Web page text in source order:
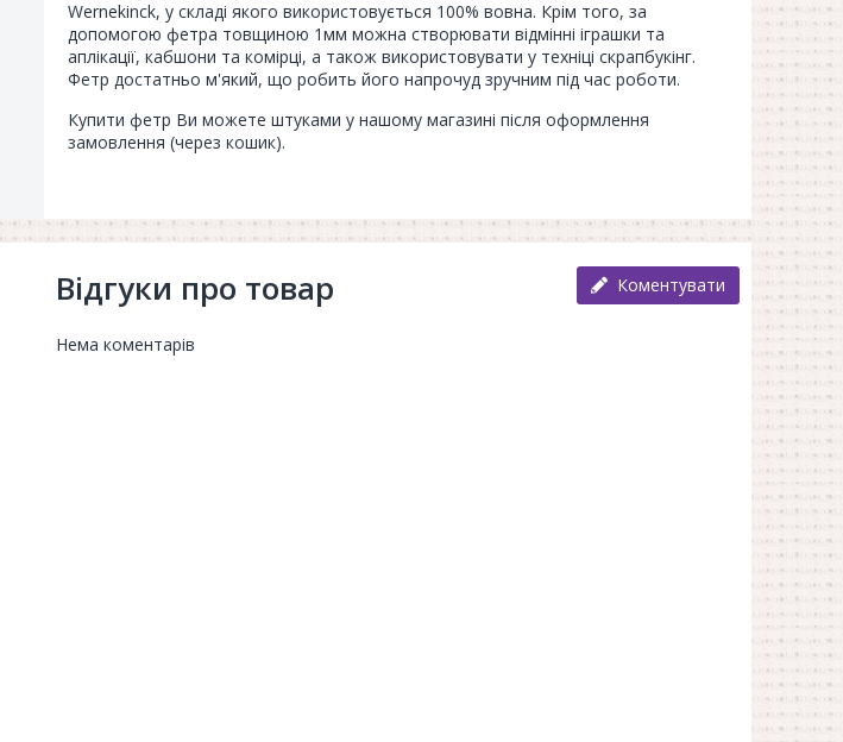
Wernekinck, у складі якого використовується 100% вовна. Крім того, за
допомогою фетра товщиною 1мм можна створювати відмінні іграшки та
аплікації, кабшони та комірці, а також використовувати у техніці скрапбукінг.
Фетр достатньо м'який, що робить його напрочуд зручним під час роботи.
Купити фетр Ви можете штуками у нашому магазині після оформлення
замовлення (через кошик).
Відгуки про товар Коментувати
Нема коментарів